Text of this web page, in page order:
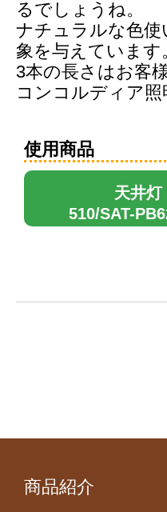
るでしょうね。
ナチュラルな色
象を与えています
3本の長さはお客
コンコルディア照
使用商品
天井灯
510/SAT-
商品紹介